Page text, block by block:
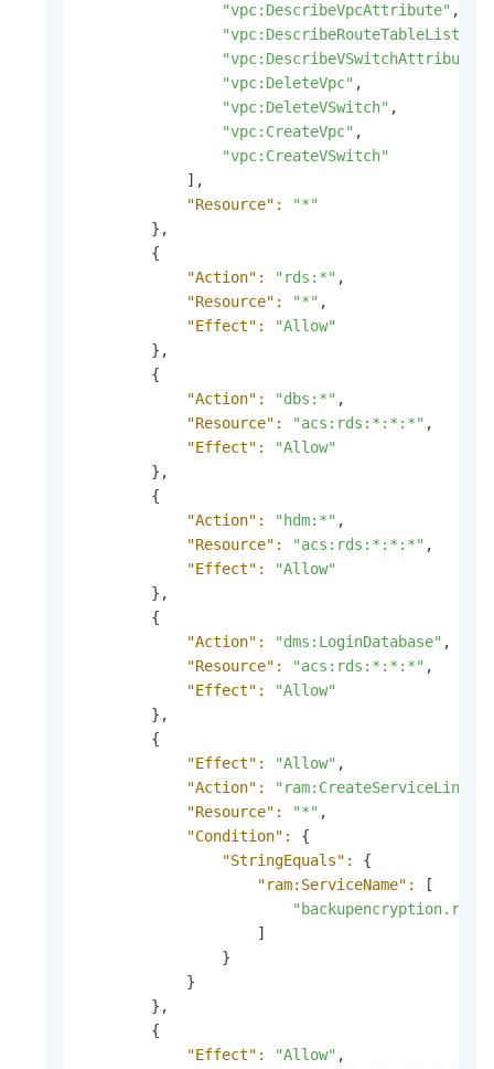
"vpc:DescribeVpcAttribute" ,
"vpc:DescribeRouteTableList"
"vpc:DescribeVSwitchAttributes"
"vpc:DeleteVpc" ,
"vpc:DeleteVSwitch" ,
"vpc:CreateVpc" ,
"vpc:CreateVSwitch"
            ],
"Resource":
"*"
        },
        {
"Action":
"rds:*" ,
"Resource":
"*" ,
"Effect":
"Allow"
        },
        {
"Action":
"dbs:*" ,
"Resource":
"acs:rds:*:*:*" ,
"Effect":
"Allow"
        },
        {
"Action":
"hdm:*" ,
"Resource":
"acs:rds:*:*:*" ,
"Effect":
"Allow"
        },
        {
"Action":
"dms:LoginDatabase" ,
"Resource":
"acs:rds:*:*:*" ,
"Effect":
"Allow"
        },
        {
"Effect":
"Allow" ,
"Action":
"Resource":
"*" ,
"Condition":
{
"StringEquals":
{
"ram:ServiceName":
[
                    ]
                }
            }
        },
        {
"Effect":
"Allow" ,